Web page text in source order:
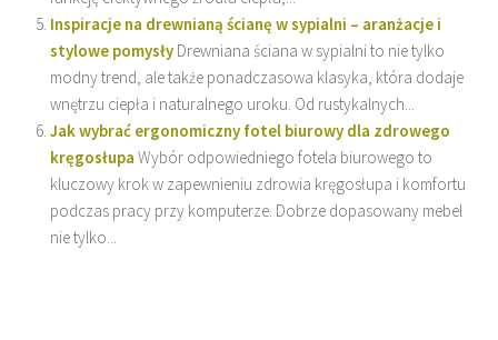
Inspiracje na drewnianą ścianę w sypialni – aranżacje i
stylowe pomysły Drewniana ściana w sypialni to nie tylko
modny trend, ale także ponadczasowa klasyka, która dodaje
wnętrzu ciepła i naturalnego uroku. Od rustykalnych...
Jak wybrać ergonomiczny fotel biurowy dla zdrowego
kręgosłupa Wybór odpowiedniego fotela biurowego to
kluczowy krok w zapewnieniu zdrowia kręgosłupa i komfortu
podczas pracy przy komputerze. Dobrze dopasowany mebel
nie tylko...